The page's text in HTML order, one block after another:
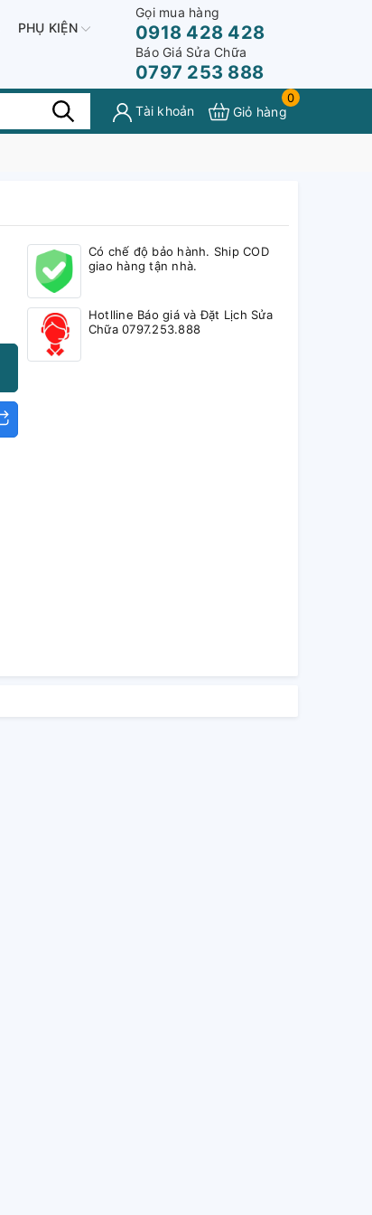
PHỤ KIỆN
Gọi mua hàng
0918 428 428
Báo Giá Sửa Chữa
0797 253 888
Tài khoản
0
Giỏ hàng
Có chế độ bảo hành. Ship COD
giao hàng tận nhà.
Hotlline Báo giá và Đặt Lịch Sửa
Chữa 0797.253.888